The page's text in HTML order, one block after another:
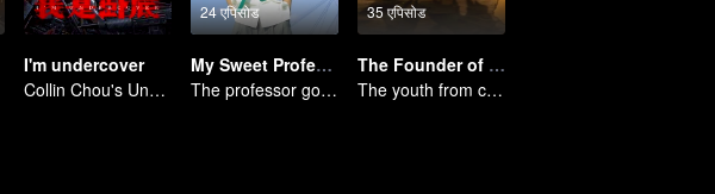
I'm undercover
Collin Chou's Undercover War
24 एपिसोड
My Sweet Professor
The professor goes back to campus as a student.
35 एपिसोड
The Founder of Diabolism
The youth from clan of cultivators killed the devils for the others